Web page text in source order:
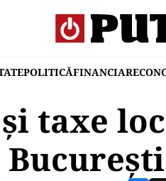
POLITICĂFINANCIAR
taxe